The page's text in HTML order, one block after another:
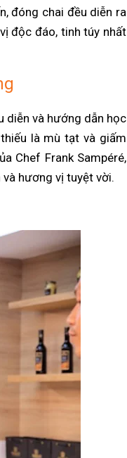
đóng chai đều diễn ra
độc đáo, tinh túy nhất
diễn và hướng dẫn học
là mù tạt và giấm
Chef Frank Sampéré,
hương vị tuyệt vời.